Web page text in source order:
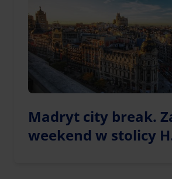
Madryt city break.
weekend w stolicy